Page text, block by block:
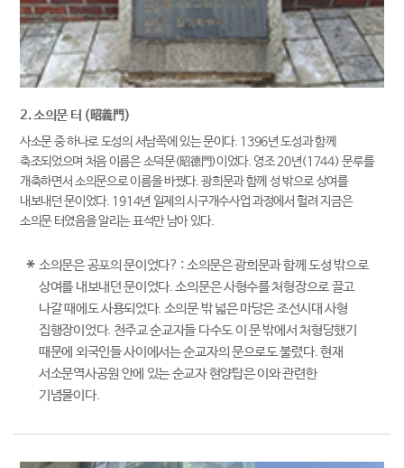
2. 소의문 터 (昭義門)
사소문 중 하나로 도성의 서남쪽에 있는 문이다. 1396년 도성과 함께
축조되었으며 처음 이름은 소덕문(昭德門)이었다. 영조 20년(1744) 문루를
개축하면서 소의문으로 이름을 바꿨다. 광희문과 함께 성 밖으로 상여를
내보내던 문이었다. 1914년 일제의 시구개수사업 과정에서 헐려 지금은
소의문 터였음을 알리는 표석만 남아 있다.
* 소의문은 공포의 문이었다? : 소의문은 광희문과 함께 도성 밖으로
상여를 내보내던 문이었다. 소의문은 사형수를 처형장으로 끌고
나갈 때에도 사용되었다. 소의문 밖 넓은 마당은 조선시대 사형
집행장이었다. 천주교 순교자들 다수도 이 문 밖에서 처형당했기
때문에 외국인들 사이에서는 순교자의 문으로도 불렸다. 현재
서소문역사공원 안에 있는 순교자 현양탑은 이와 관련한
기념물이다.